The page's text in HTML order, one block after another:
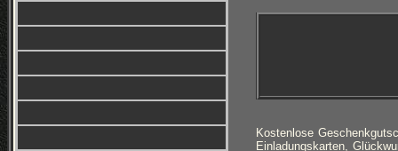
Kostenlose
Einladungskarten,